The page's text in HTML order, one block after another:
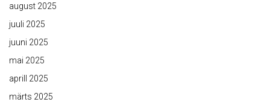
august 2025
juuli 2025
juuni 2025
mai 2025
aprill 2025
märts 2025